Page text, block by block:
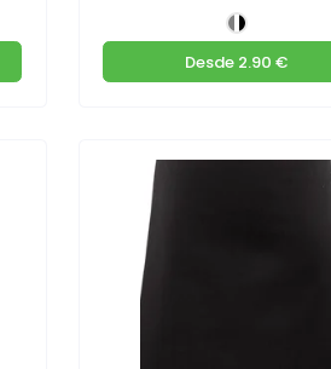
Desde 2.90 €